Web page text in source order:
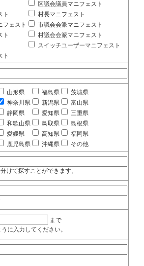
区議会議員マニフェスト
ト
村長マニフェスト
フェスト
市議会会派マニフェスト
ト
村議会会派マニフェスト
スイッチユーザーマニフェスト
ト
山形県 福島県
茨城県
神奈川県 新潟県
富山県
静岡県 愛知県
三重県
和歌山県 鳥取県
島根県
愛媛県 高知県
福岡県
鹿児島県 沖縄県 その他
けて探すことができます。
まで
入力してください。